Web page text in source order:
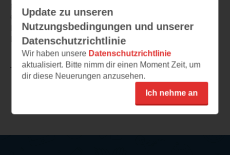
profitiert und das uns allen nur das Leben schwer mach
endlich zu überwinden oder zumindest neu zu
überdenken und eine andere Art der Beziehung und
Liebe sowie der Ehe kennenzulernen
TEILEN
Update zu unseren
Nutzungsbedingungen und unserer
Datenschutzrichtlinie
Wir haben unsere Datenschutzrichtlinie
aktualisiert. Bitte nimm dir einen Moment Zeit, um
dir diese Neuerungen anzusehen.
Ich nehme an